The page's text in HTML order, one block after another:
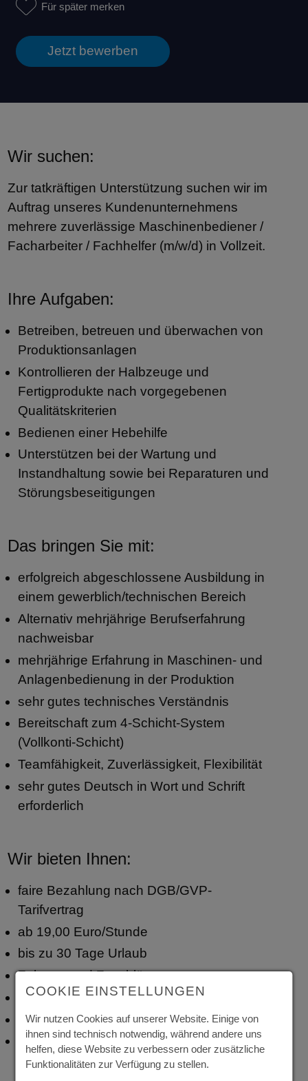
Für später merken
Jetzt bewerben
Wir suchen:
Zur tatkräftigen Unterstützung suchen wir im
Auftrag unseres Kundenunternehmens
mehrere zuverlässige Maschinenbediener /
Facharbeiter / Fachhelfer (m/w/d) in Vollzeit.
Ihre Aufgaben:
Betreiben, betreuen und überwachen von
Produktionsanlagen
Kontrollieren der Halbzeuge und
Fertigprodukte nach vorgegebenen
Qualitätskriterien
Bedienen einer Hebehilfe
Unterstützen bei der Wartung und
Instandhaltung sowie bei Reparaturen und
Störungsbeseitigungen
Das bringen Sie mit:
erfolgreich abgeschlossene Ausbildung in
einem gewerblich/technischen Bereich
Alternativ mehrjährige Berufserfahrung
nachweisbar
mehrjährige Erfahrung in Maschinen- und
Anlagenbedienung in der Produktion
sehr gutes technisches Verständnis
Bereitschaft zum 4-Schicht-System
(Vollkonti-Schicht)
Teamfähigkeit, Zuverlässigkeit, Flexibilität
sehr gutes Deutsch in Wort und Schrift
erforderlich
Wir bieten Ihnen:
faire Bezahlung nach DGB/GVP-
Tarifvertrag
ab 19,00 Euro/Stunde
bis zu 30 Tage Urlaub
Zulagen und Zuschläge
Weihnachtsgeld und Urlaubsgeld
unbefristetes Arbeitsverhältnis
Mitarbeit in einem interessanten und
wachsenden Unternehmen
COOKIE EINSTELLUNGEN
Wir nutzen Cookies auf unserer Website. Einige von
ihnen sind technisch notwendig, während andere uns
helfen, diese Website zu verbessern oder zusätzliche
Funktionalitäten zur Verfügung zu stellen.